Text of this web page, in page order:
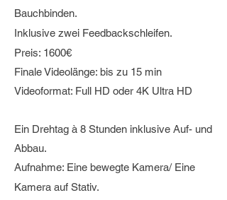
Bauchbinden.
Inklusive zwei Feedbackschleifen.
Preis: 1600€
Finale Videolänge: bis zu 15 min
Videoformat: Full HD oder 4K Ultra HD
Ein Drehtag à 8 Stunden inklusive Auf- und
Abbau.
Aufnahme: Eine bewegte Kamera/ Eine
Kamera auf Stativ.